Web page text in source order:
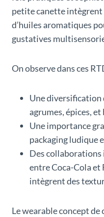
petite canette intègrent
d’huiles aromatiques
gustatives
On observe dans ces
Une diversification
agrumes, épices,
Une importance
packaging ludique
Des collaborations
entre Coca-Cola et
intègrent des
Le wearable concept